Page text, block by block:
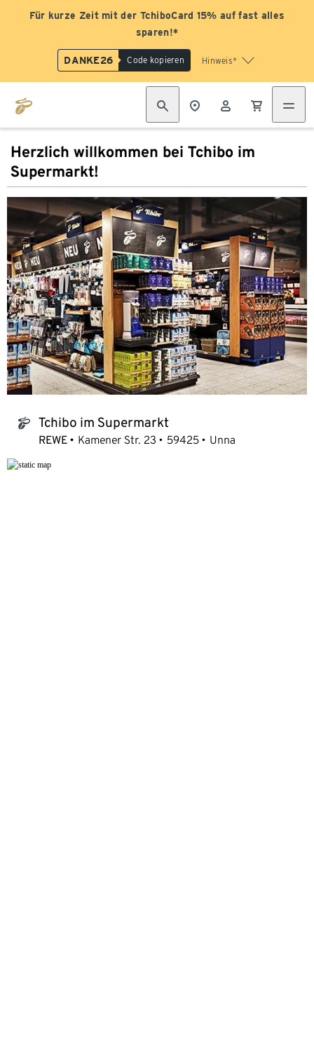
Für kurze Zeit mit der TchiboCard 15% auf fast alles
sparen!*
DANKE26 Code kopieren Hinweis*
Herzlich willkommen bei Tchibo im
Supermarkt!
tchibo_logo Tchibo im Supermarkt
REWE Kamener Str. 23 59425 Unna